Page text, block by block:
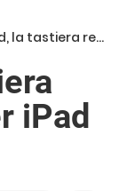
retroilluminata per iPad Pro
iPad